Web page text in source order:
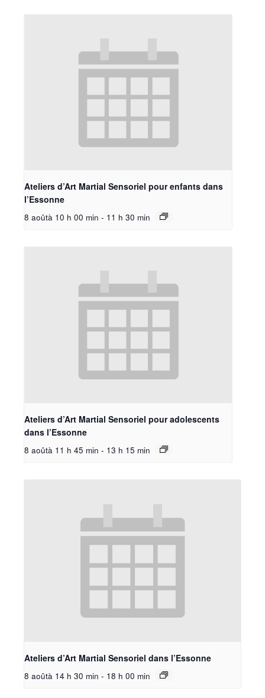
Ateliers d’Art Martial Sensoriel pour enfants dans
l’Essonne
8 aoûtà 10 h 00 min - 11 h 30 min
Ateliers d’Art Martial Sensoriel pour adolescents
dans l’Essonne
8 aoûtà 11 h 45 min - 13 h 15 min
Ateliers d’Art Martial Sensoriel dans l’Essonne
8 aoûtà 14 h 30 min - 18 h 00 min